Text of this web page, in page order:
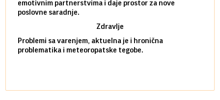
emotivnim partnerstvima i daje prostor za nove
poslovne saradnje.
Zdravlje
Problemi sa varenjem, aktuelna je i hronična
problematika i meteoropatske tegobe.